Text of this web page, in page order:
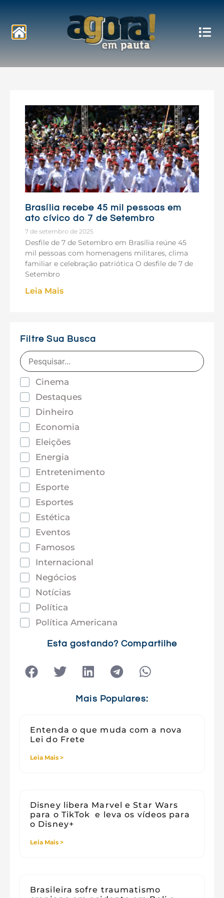
Notícias
Brasília recebe 45 mil pessoas em
ato cívico do 7 de Setembro
7 de setembro de 2025
Desfile de 7 de Setembro em Brasília reúne 45
mil pessoas com homenagens militares, clima
familiar e celebração patriótica O desfile de 7 de
Setembro
Leia Mais
Filtre Sua Busca
Cinema
Destaques
Dinheiro
Economia
Eleições
Energia
Entretenimento
Esporte
Esportes
Estética
Eventos
Famosos
Internacional
Negócios
Notícias
Política
Política Americana
Tecnologia
Esta gostando? Compartilhe
Mais Populares:
Entenda o que muda com a nova
Lei do Frete
Leia Mais >
Disney libera Marvel e Star Wars
para o TikTok e leva os vídeos para
o Disney+
Leia Mais >
Brasileira sofre traumatismo